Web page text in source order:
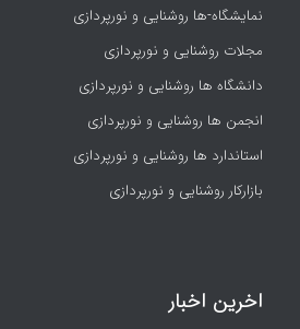
نمایشگاه-ها روشنایی و نورپردازی
مجلات روشنایی و نورپردازی
دانشگاه ها روشنایی و نورپردازی
انجمن ها روشنایی و نورپردازی
استاندارد ها روشنایی و نورپردازی
بازارکار روشنایی و نورپردازی
اخرین اخبار